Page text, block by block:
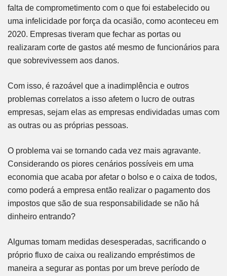
falta de comprometimento com o que foi estabelecido ou
uma infelicidade por força da ocasião, como aconteceu em
2020. Empresas tiveram que fechar as portas ou
realizaram corte de gastos até mesmo de funcionários para
que sobrevivessem aos danos.
Com isso, é razoável que a inadimplência e outros
problemas correlatos a isso afetem o lucro de outras
empresas, sejam elas as empresas endividadas umas com
as outras ou as próprias pessoas.
O problema vai se tornando cada vez mais agravante.
Considerando os piores cenários possíveis em uma
economia que acaba por afetar o bolso e o caixa de todos,
como poderá a empresa então realizar o pagamento dos
impostos que são de sua responsabilidade se não há
dinheiro entrando?
Algumas tomam medidas desesperadas, sacrificando o
próprio fluxo de caixa ou realizando empréstimos de
maneira a segurar as pontas por um breve período de